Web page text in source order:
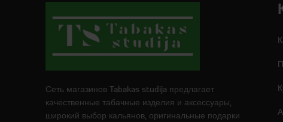
Сеть магазинов Tabakas studija предлагает
качественные табачные изделия и аксессуары,
широкий выбор кальянов, оригинальные подарки